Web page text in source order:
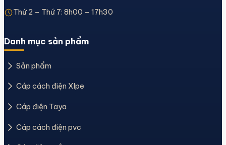
Thứ 2 – Thứ 7: 8h00 – 17h30
Danh mục sản phẩm
Sản phẩm
Cáp cách điện Xlpe
Cáp điện Taya
Cáp cách điện pvc